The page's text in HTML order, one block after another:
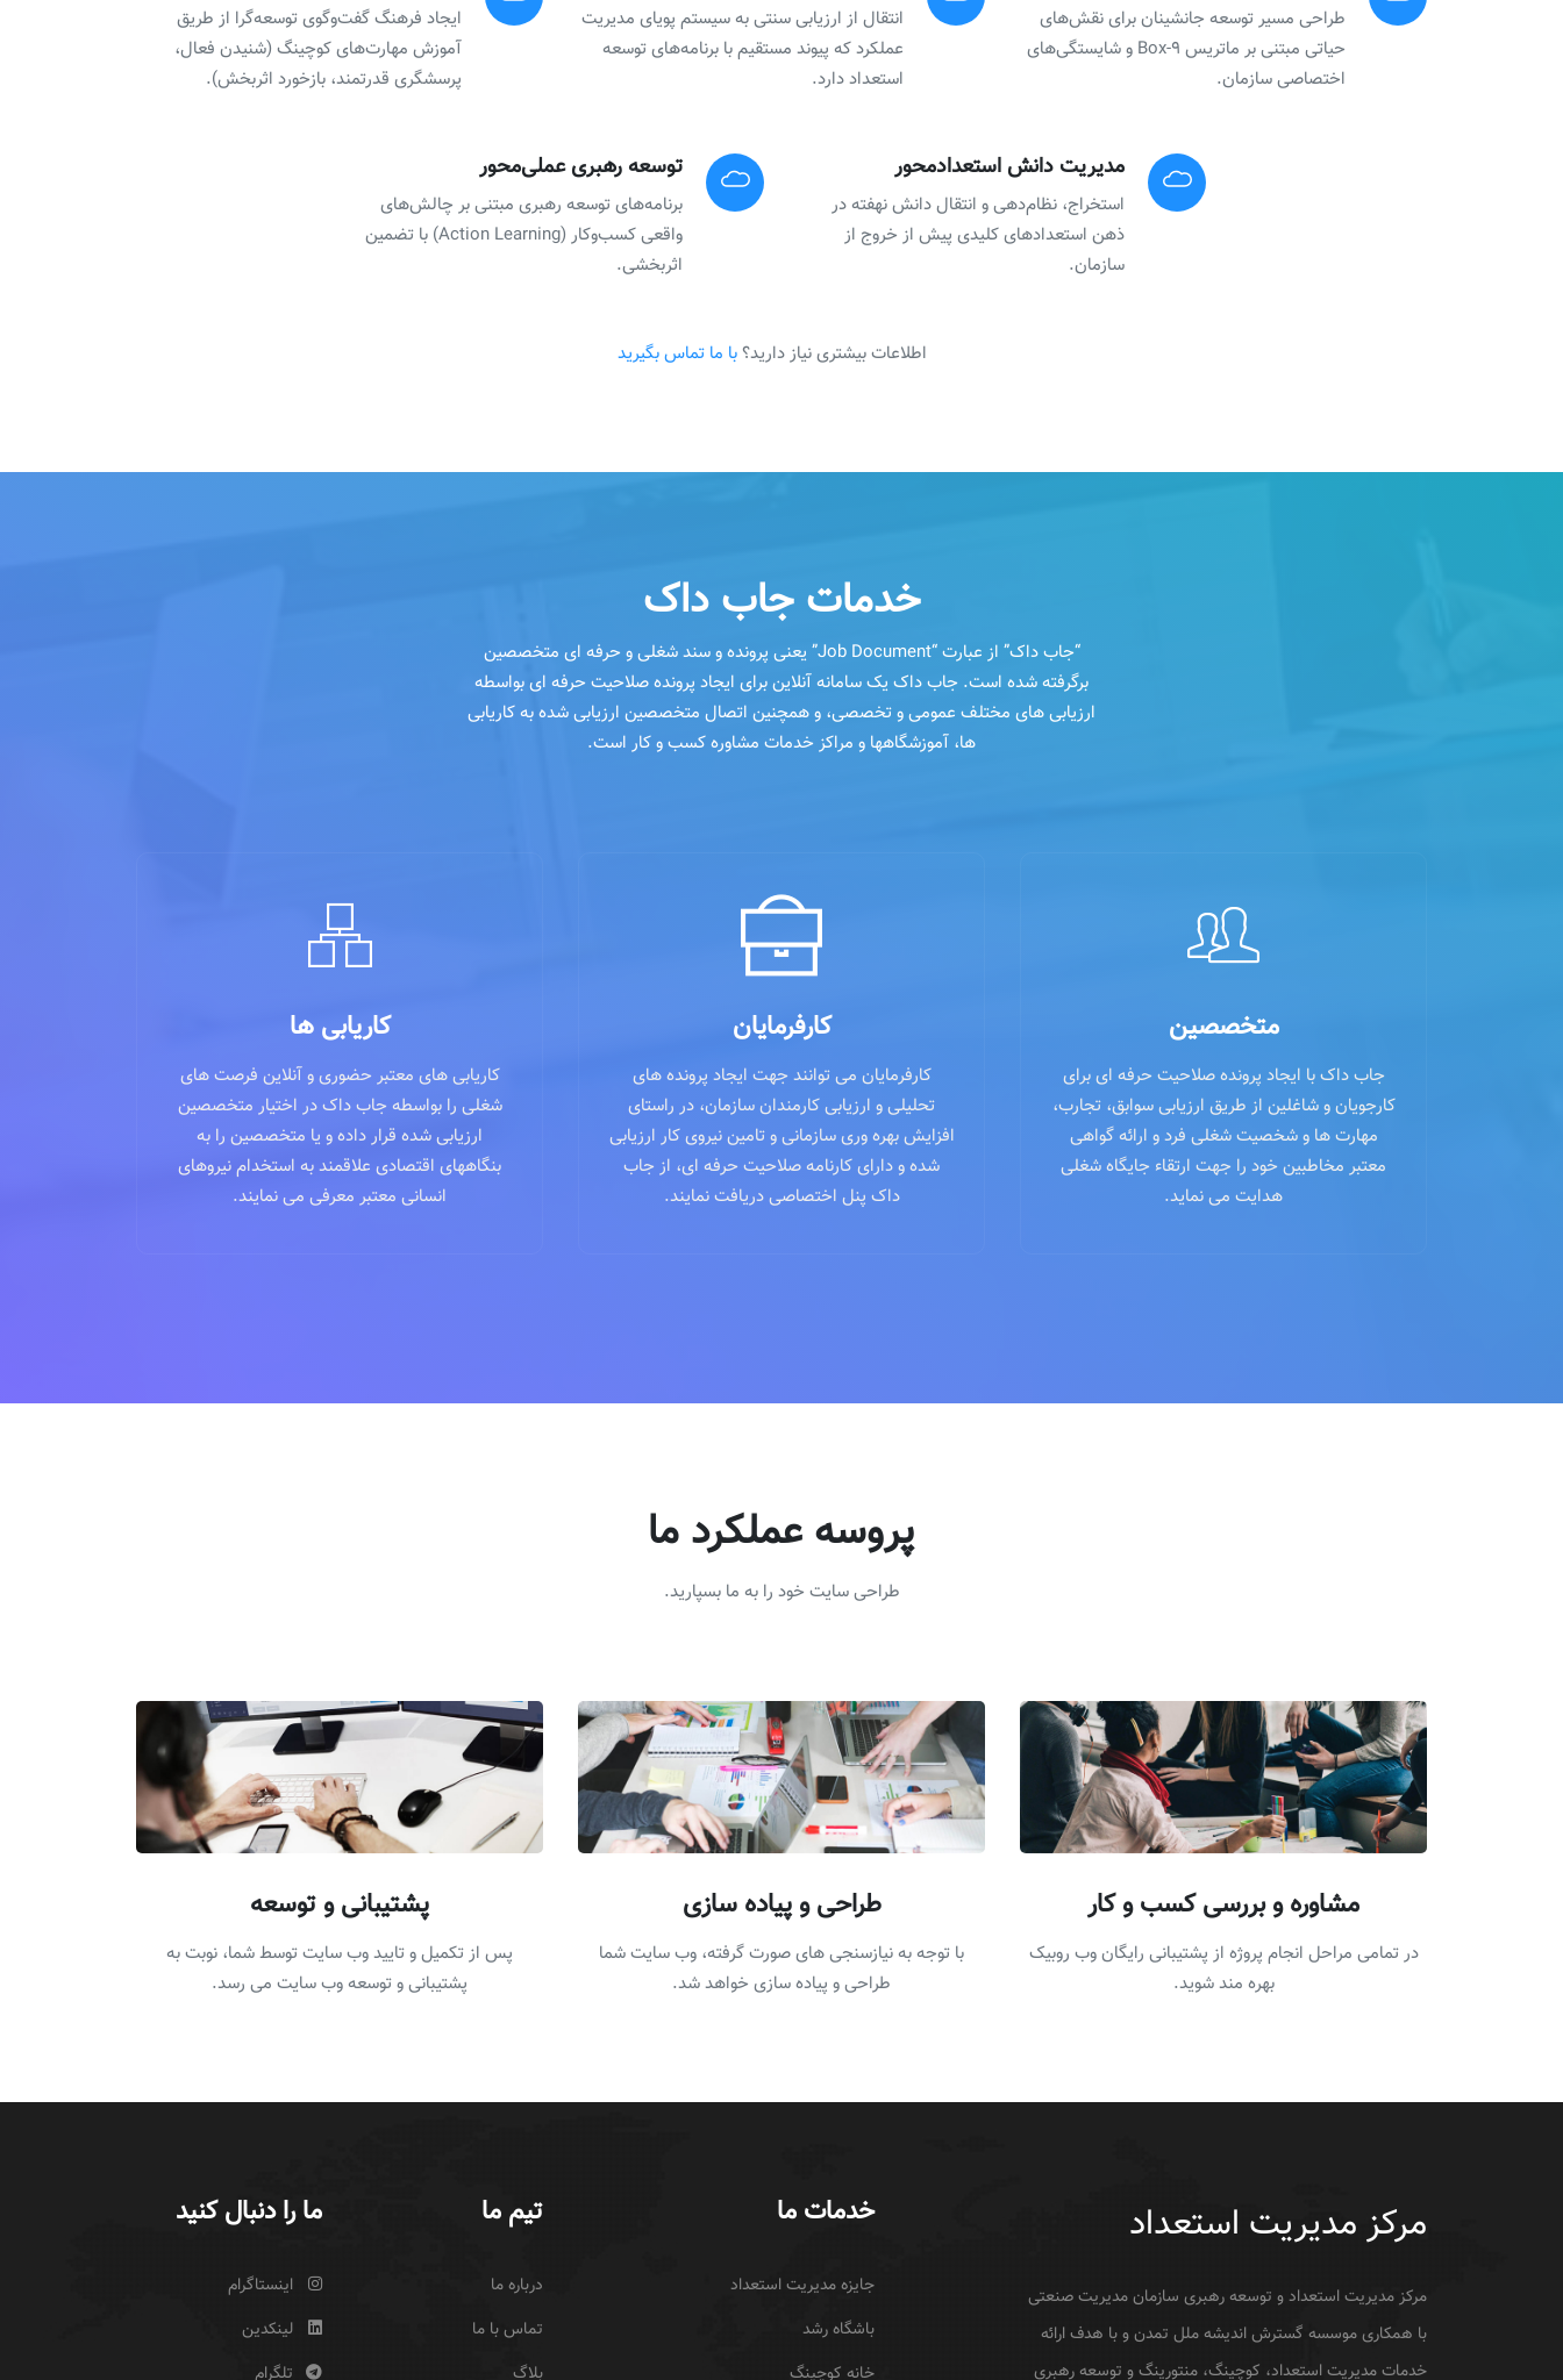
طراحی مسیر توسعه جانشینان برای نقش‌های
حیاتی مبتنی بر ماتریس ۹-Box و شایستگی‌های
اختصاصی سازمان.
انتقال از ارزیابی سنتی به سیستم پویای مدیریت
عملکرد که پیوند مستقیم با برنامه‌های توسعه
استعداد دارد.
ایجاد فرهنگ گفت‌وگوی توسعه‌گرا از طریق
آموزش مهارت‌های کوچینگ (شنیدن فعال،
پرسشگری قدرتمند، بازخورد اثربخش).
مدیریت دانش استعداد‌محور
استخراج، نظام‌دهی و انتقال دانش نهفته در
ذهن استعدادهای کلیدی پیش از خروج از
سازمان.
توسعه رهبری عملی‌محور
برنامه‌های توسعه رهبری مبتنی بر چالش‌های
واقعی کسب‌وکار (Action Learning) با تضمین
اثربخشی.
اطلاعات بیشتری نیاز دارید؟با ما تماس بگیرید
خدمات جاب داک
“جاب داک” از عبارت “Job Document” یعنی پرونده و سند شغلی و حرفه ای متخصصین
برگرفته شده است. جاب داک یک سامانه آنلاین برای ایجاد پرونده صلاحیت حرفه ای بواسطه
ارزیابی های مختلف عمومی و تخصصی، و همچنین اتصال متخصصین ارزیابی شده به کاریابی
ها، آموزشگاهها و مراکز خدمات مشاوره کسب و کار است.
متخصصین
جاب داک با ایجاد پرونده صلاحیت حرفه ای برای
کارجویان و شاغلین از طریق ارزیابی سوابق، تجارب،
مهارت ها و شخصیت شغلی فرد و ارائه گواهی
معتبر مخاطبین خود را جهت ارتقاء جایگاه شغلی
هدایت می نماید.
کارفرمایان
کارفرمایان می توانند جهت ایجاد پرونده های
تحلیلی و ارزیابی کارمندان سازمان، در راستای
افزایش بهره وری سازمانی و تامین نیروی کار ارزیابی
شده و دارای کارنامه صلاحیت حرفه ای، از جاب
داک پنل اختصاصی دریافت نمایند.
کاریابی ها
کاریابی های معتبر حضوری و آنلاین فرصت های
شغلی را بواسطه جاب داک در اختیار متخصصین
ارزیابی شده قرار داده و یا متخصصین را به
بنگاههای اقتصادی علاقمند به استخدام نیروهای
انسانی معتبر معرفی می نمایند.
پروسه عملکرد ما
طراحی سایت خود را به ما بسپارید.
مشاوره و بررسی کسب و کار
در تمامی مراحل انجام پروژه از پشتیبانی رایگان وب روبیک
بهره مند شوید.
طراحی و پیاده سازی
با توجه به نیازسنجی های صورت گرفته، وب سایت شما
طراحی و پیاده سازی خواهد شد.
پشتیبانی و توسعه
پس از تکمیل و تایید وب سایت توسط شما، نوبت به
پشتیبانی و توسعه وب سایت می رسد.
مرکز مدیریت استعداد
مرکز مدیریت استعداد و توسعه رهبری سازمان مدیریت صنعتی
با همکاری موسسه گسترش اندیشه ملل تمدن و با هدف ارائه
خدمات مدیریت استعداد، کوچینگ، منتورینگ و توسعه رهبری
خدمات ما
جایزه مدیریت استعداد
باشگاه رشد
خانه کوچینگ
تیم ما
درباره ما
تماس با ما
بلاگ
ما را دنبال کنید
اینستاگرام
لینکدین
تلگرام